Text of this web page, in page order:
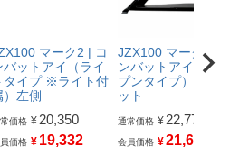
マーク2 | コ
バットアイ（ライ
タイプ ※ライト付
）左側
価格 ¥ 20,350
価格 ¥ 19,332
JZX100 マーク2 |
ンバットアイ（オ
プンタイプ）左右
ット
通常価格 ¥ 22,770
会員価格 ¥21,631